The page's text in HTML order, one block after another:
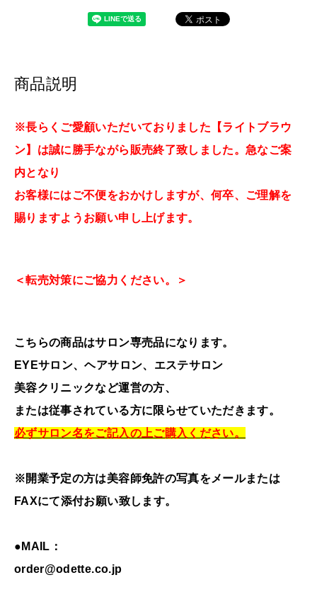
商品説明
※長らくご愛顧いただいておりました【ライトブラウ
ン】は誠に勝手ながら販売終了致しました。急なご案
内となり
お客様にはご不便をおかけしますが、何卒、ご理解を
賜りますようお願い申し上げます。
＜転売対策にご協力ください。＞
こちらの商品はサロン専売品になります。
EYEサロン、ヘアサロン、エステサロン
美容クリニックなど運営の方、
または従事されている方に限らせていただきます。
必ずサロン名をご記入の上ご購入ください。
※開業予定の方は美容師免許の写真をメールまたは
FAXにて添付お願い致します。
●MAIL：
order@odette.co.jp